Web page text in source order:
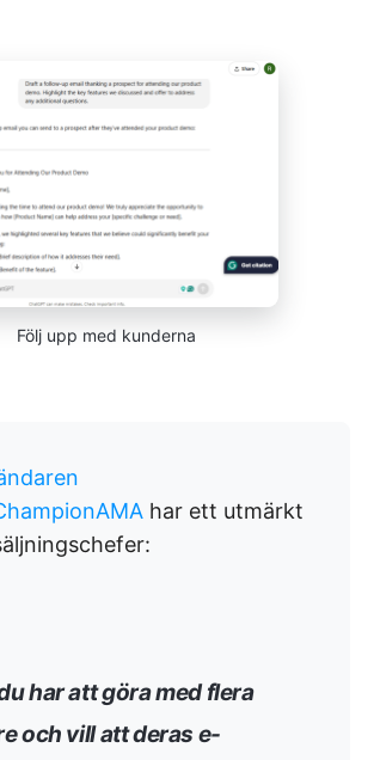
Följ upp med kunderna
har ett utmärkt
har att göra med flera
och vill att deras e-